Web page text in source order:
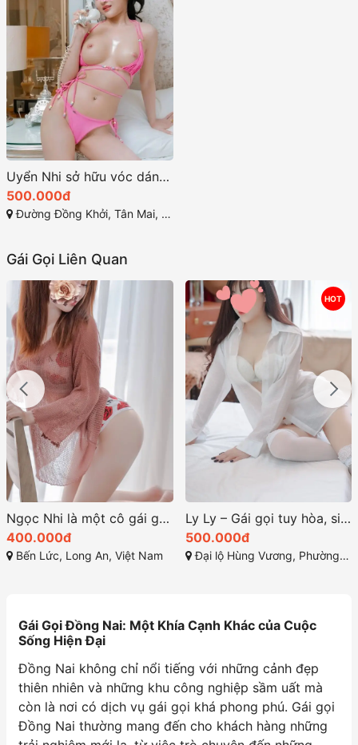
Uyển Nhi sở hữu vóc dáng chuẩn mực đường cong quyến rũ
500.000đ
Đường Đồng Khởi, Tân Mai, Biên Hòa, Đồng Nai
Gái Gọi Liên Quan
Ly Ly – Gái gọi tuy hòa, siêu phẩm gái đẹp miền tây lên sóng tại phú yên
500.000đ
Đại lộ Hùng Vương, Phường 7, Tuy Hòa, Phú Yên
Khánh Vân dâm Đa tình – sexy khiêu gợi
200.000đ
Võ Nguyễn Giap, Phước Tân, Biên Hòa, Đồng Nai
Gái Gọi Đồng Nai: Một Khía Cạnh Khác của Cuộc
Sống Hiện Đại
Đồng Nai không chỉ nổi tiếng với những cảnh đẹp
thiên nhiên và những khu công nghiệp sầm uất mà
còn là nơi có dịch vụ gái gọi khá phong phú. Gái gọi
Đồng Nai thường mang đến cho khách hàng những